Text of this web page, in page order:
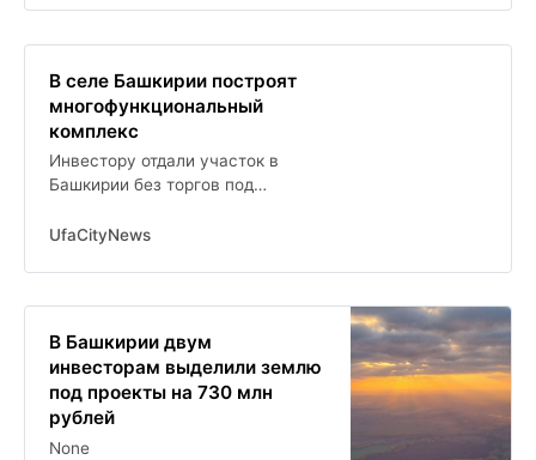
В селе Башкирии построят
многофункциональный
комплекс
Инвестору отдали участок в
Башкирии без торгов под
UfaCityNews
В Башкирии двум
инвесторам выделили землю
под проекты на 730 млн
рублей
None